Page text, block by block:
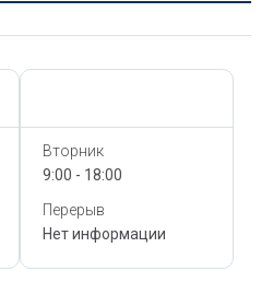
Вторник
9:00 - 18:00
Перерыв
Нет информации